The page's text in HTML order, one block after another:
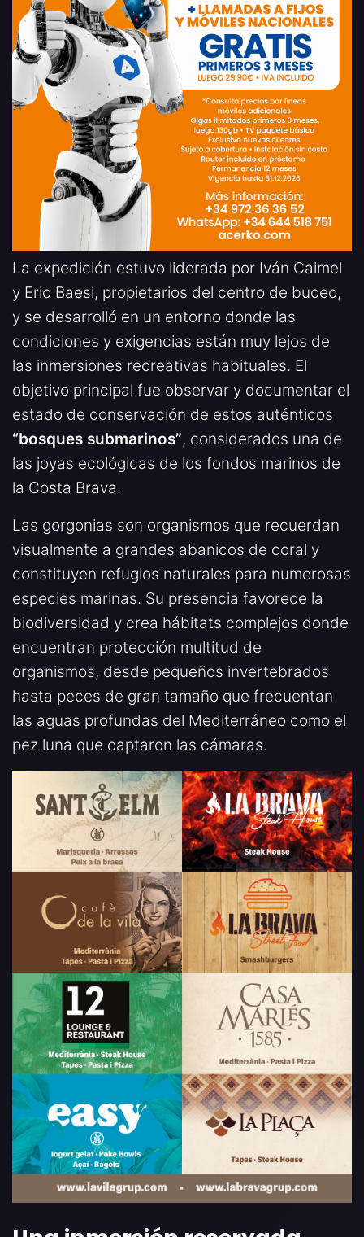
La expedición estuvo liderada por Iván Caimel
y Eric Baesi, propietarios del centro de buceo,
y se desarrolló en un entorno donde las
condiciones y exigencias están muy lejos de
las inmersiones recreativas habituales. El
objetivo principal fue observar y documentar el
estado de conservación de estos auténticos
“bosques submarinos”, considerados una de
las joyas ecológicas de los fondos marinos de
la Costa Brava.
Las gorgonias son organismos que recuerdan
visualmente a grandes abanicos de coral y
constituyen refugios naturales para numerosas
especies marinas. Su presencia favorece la
biodiversidad y crea hábitats complejos donde
encuentran protección multitud de
organismos, desde pequeños invertebrados
hasta peces de gran tamaño que frecuentan
las aguas profundas del Mediterráneo como el
pez luna que captaron las cámaras.